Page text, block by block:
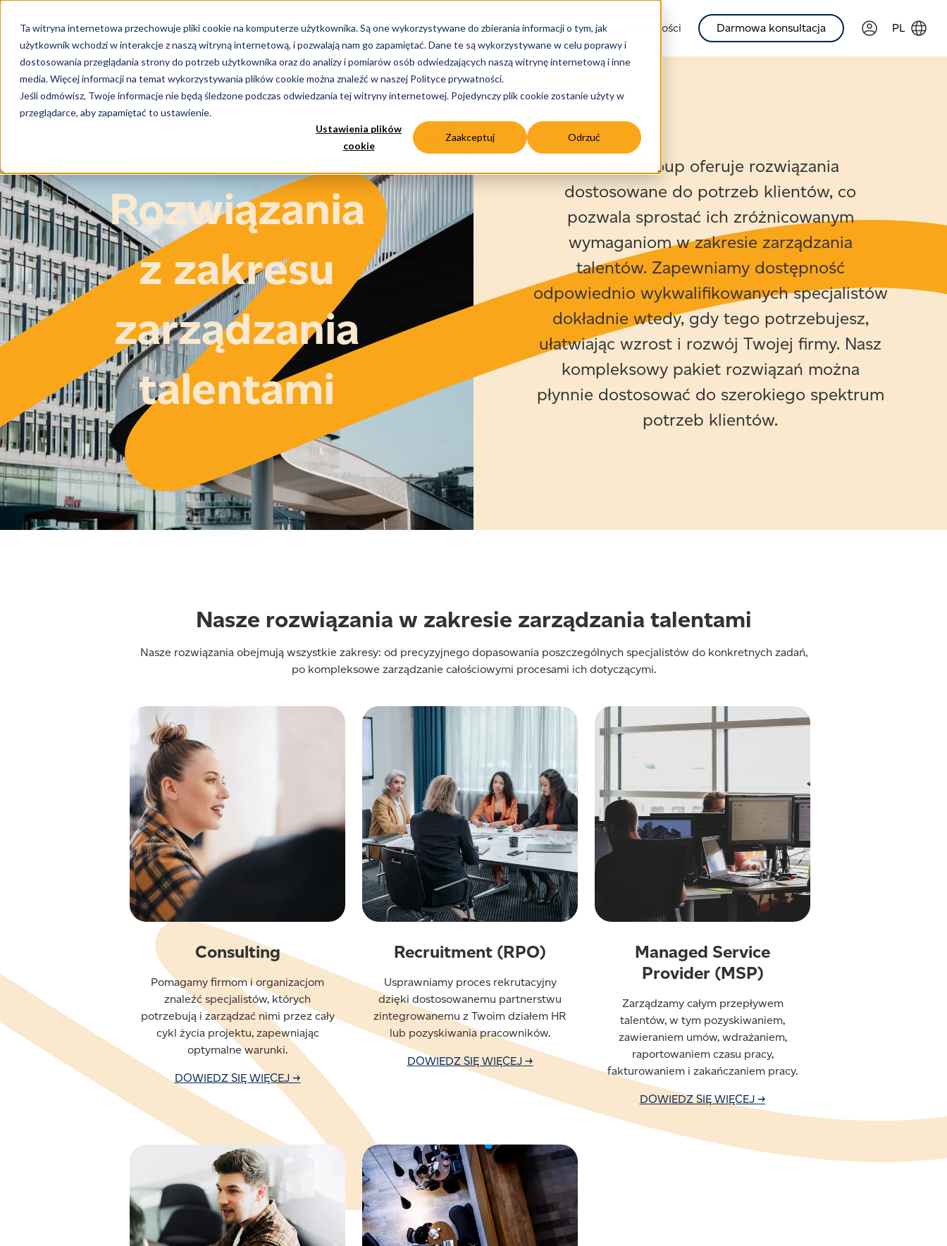
Ta witryna internetowa przechowuje pliki cookie na komputerze użytkownika. Są one wykorzystywane do zbierania informacji o tym, jak
użytkownik wchodzi w interakcje z naszą witryną internetową, i pozwalają nam go zapamiętać. Dane te są wykorzystywane w celu poprawy i
dostosowania przeglądania strony do potrzeb użytkownika oraz do analizy i pomiarów osób odwiedzających naszą witrynę internetową i inne
media. Więcej informacji na temat wykorzystywania plików cookie można znaleźć w naszej Polityce prywatności.
Jeśli odmówisz, Twoje informacje nie będą śledzone podczas odwiedzania tej witryny internetowej. Pojedynczy plik cookie zostanie użyty w
przeglądarce, aby zapamiętać to ustawienie.
Ustawienia plików
cookie
Zaakceptuj Odrzuć
Menu Zarządzanie talentami Znajdź pracę Aktualności Darmowa konsultacja PL
Rozwiązania
z zakresu
zarządzania
talentami
Ework Group oferuje rozwiązania
dostosowane do potrzeb klientów, co
pozwala sprostać ich zróżnicowanym
wymaganiom w zakresie zarządzania
talentów. Zapewniamy dostępność
odpowiednio wykwalifikowanych specjalistów
dokładnie wtedy, gdy tego potrzebujesz,
ułatwiając wzrost i rozwój Twojej firmy. Nasz
kompleksowy pakiet rozwiązań można
płynnie dostosować do szerokiego spektrum
potrzeb klientów.
Nasze rozwiązania w zakresie zarządzania talentami
Nasze rozwiązania obejmują wszystkie zakresy: od precyzyjnego dopasowania poszczególnych specjalistów do konkretnych zadań,
po kompleksowe zarządzanie całościowymi procesami ich dotyczącymi.
Consulting
Pomagamy firmom i organizacjom
znaleźć specjalistów, których
potrzebują i zarządzać nimi przez cały
cykl życia projektu, zapewniając
optymalne warunki.
DOWIEDZ SIĘ WIĘCEJ →
Recruitment (RPO)
Usprawniamy proces rekrutacyjny
dzięki dostosowanemu partnerstwu
zintegrowanemu z Twoim działem HR
lub pozyskiwania pracowników.
DOWIEDZ SIĘ WIĘCEJ →
Managed Service
Provider (MSP)
Zarządzamy całym przepływem
talentów, w tym pozyskiwaniem,
zawieraniem umów, wdrażaniem,
raportowaniem czasu pracy,
fakturowaniem i zakańczaniem pracy.
DOWIEDZ SIĘ WIĘCEJ →